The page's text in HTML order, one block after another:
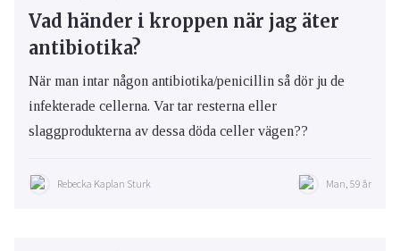
Vad händer i kroppen när jag äter
antibiotika?
När man intar någon antibiotika/penicillin så dör ju de
infekterade cellerna. Var tar resterna eller
slaggprodukterna av dessa döda celler vägen??
Rebecka Kaplan Sturk Man, 59 år